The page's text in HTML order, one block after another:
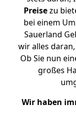
Preisezu
bei einem
Sauerland
wir alles
Ob Sie nun
großes
Wir haben